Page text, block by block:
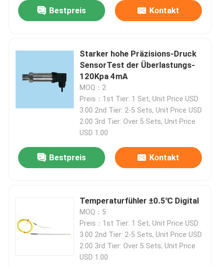
Bestpreis Kontakt
Starker hohe Präzisions-Druck
SensorTest der Überlastungs-
120Kpa 4mA
MOQ：2
Preis：1st Tier: 1 Set, Unit Price USD
3.00 2nd Tier: 2-5 Sets, Unit Price USD
2.00 3rd Tier: Over 5 Sets, Unit Price
USD 1.00
Bestpreis Kontakt
Temperaturfühler ±0.5℃ Digital
MOQ：5
Preis：1st Tier: 1 Set, Unit Price USD
3.00 2nd Tier: 2-5 Sets, Unit Price USD
2.00 3rd Tier: Over 5 Sets, Unit Price
USD 1.00